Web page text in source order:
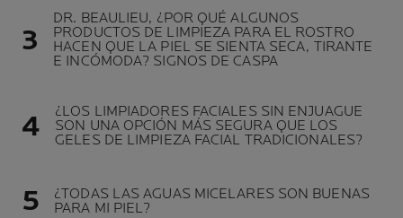
DR. BEAULIEU, ¿POR QUÉ ALGUNOS
PRODUCTOS DE LIMPIEZA PARA EL ROSTRO
HACEN QUE LA PIEL SE SIENTA SECA, TIRANTE
E INCÓMODA? SIGNOS DE CASPA
¿LOS LIMPIADORES FACIALES SIN ENJUAGUE
SON UNA OPCIÓN MÁS SEGURA QUE LOS
GELES DE LIMPIEZA FACIAL TRADICIONALES?
¿TODAS LAS AGUAS MICELARES SON BUENAS
PARA MI PIEL?